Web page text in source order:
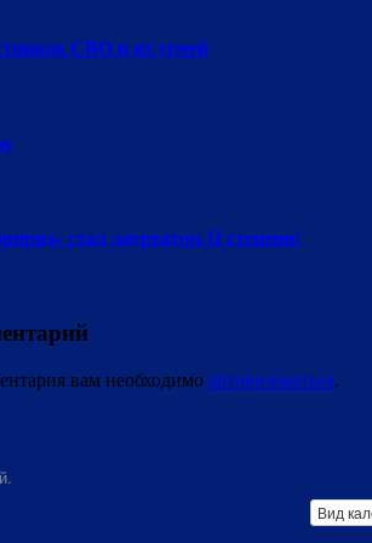
СВО и их семей
стал лауреатом II степени!
вам необходимо авторизоваться.
Вид